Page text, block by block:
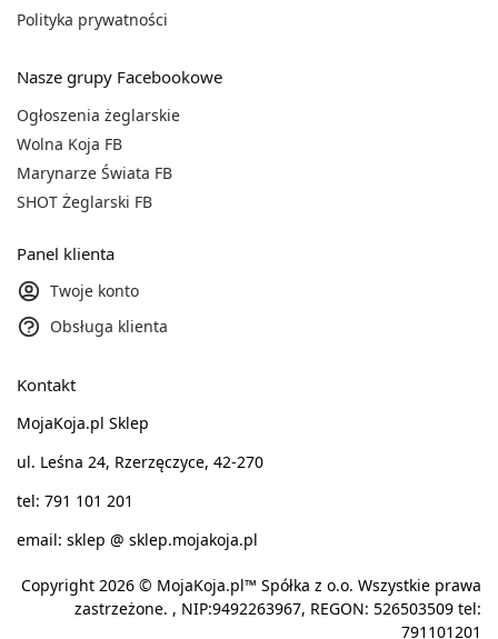
Polityka prywatności
Nasze grupy Facebookowe
Ogłoszenia żeglarskie
Wolna Koja FB
Marynarze Świata FB
SHOT Żeglarski FB
Panel klienta
Twoje konto
Obsługa klienta
Kontakt
MojaKoja.pl Sklep
ul. Leśna 24, Rzerzęczyce, 42-270
tel: 791 101 201
email: sklep @ sklep.mojakoja.pl
Copyright 2026 © MojaKoja.pl™ Spółka z o.o. Wszystkie prawa
zastrzeżone. , NIP:9492263967, REGON: 526503509 tel:
791101201